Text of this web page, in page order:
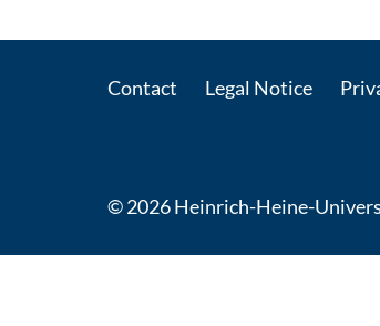
Contact Legal Notice
© 2026 Heinrich-Heine-